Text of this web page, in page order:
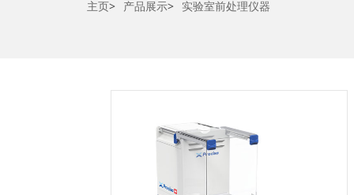
主页> 产品展示> 实验室前处理仪器